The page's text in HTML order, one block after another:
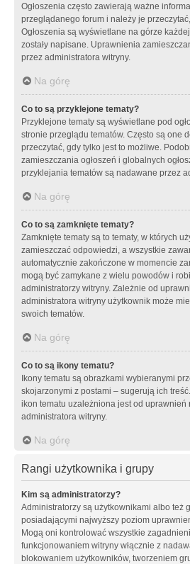
Ogłoszenia często zawierają ważne
przeglądanego forum i należy je
Ogłoszenia są wyświetlane na górze
zostały napisane. Uprawnienia
przez administratora witryny.
Na górę
Co to są przyklejone tematy?
Przyklejone tematy są wyświetlane pod
stronie przeglądu tematów. Często są one
przeczytać, gdy tylko jest to możliwe.
zamieszczania ogłoszeń i globalnych
przyklejania tematów są nadawane przez
Na górę
Co to są zamknięte tematy?
Zamknięte tematy są to tematy, w których
zamieszczać odpowiedzi, a wszystkie
automatycznie zakończone w momencie
mogą być zamykane z wielu powodów i
administratorzy witryny. Zależnie od
administratora witryny użytkownik może
swoich tematów.
Na górę
Co to są ikony tematu?
Ikony tematu są obrazkami wybieranymi
skojarzonymi z postami – sugerują ich
ikon tematu uzależniona jest od uprawnień
administratora witryny.
Na górę
Rangi użytkownika i grupy
Kim są administratorzy?
Administratorzy są użytkownikami albo też
posiadającymi najwyższy poziom
Mogą oni kontrolować wszystkie
funkcjonowaniem witryny włącznie z
blokowaniem użytkowników, tworzeniem